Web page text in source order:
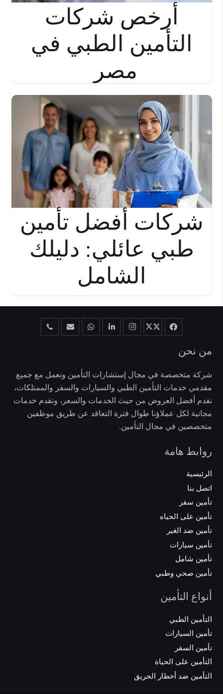
أرخص شركات
التأمين الطبي في
مصر
شركات أفضل تأمين
طبي عائلي: دليلك
الشامل
من نحن
شركة متخصصة في مجال إستشارات التأمين ونعمل مع جميع
مقدمي خدمات التأمين الطبي والسيارات والسفر والممتلكات،
نقدم أفضل العروض من حيث الخدمات والسعر، ونقدم خدمات
مجانية لكل عملاؤنا طوال فترة التعاقد عن طريق موظفين
متخصصين في مجال التأمين.
روابط هامة
الرئيسية
اتصل بنا
تأمين سفر
تأمين على الحياه
تأمين ضد الغير
تأمين سيارات
تأمين شامل
تأمين صحي وطبي
أنواع التأمين
التأمين الطبي
تأمين السيارات
تأمين السفر
التأمين على الحياة
التأمين ضد أخطار الحريق